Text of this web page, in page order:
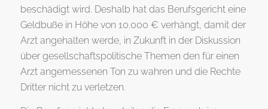
beschädigt wird. Deshalb hat das Berufsgericht eine
Geldbuße in Höhe von 10.000 € verhängt, damit der
Arzt angehalten werde, in Zukunft in der Diskussion
über gesellschaftspolitische Themen den für einen
Arzt angemessenen Ton zu wahren und die Rechte
Dritter nicht zu verletzen.